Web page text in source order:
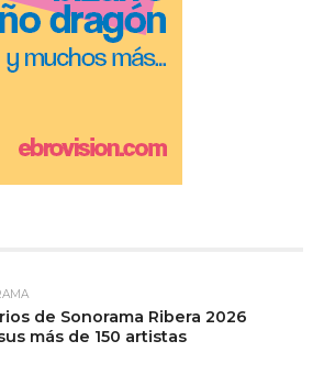
de Sonorama Ribera 2026
más de 150 artistas